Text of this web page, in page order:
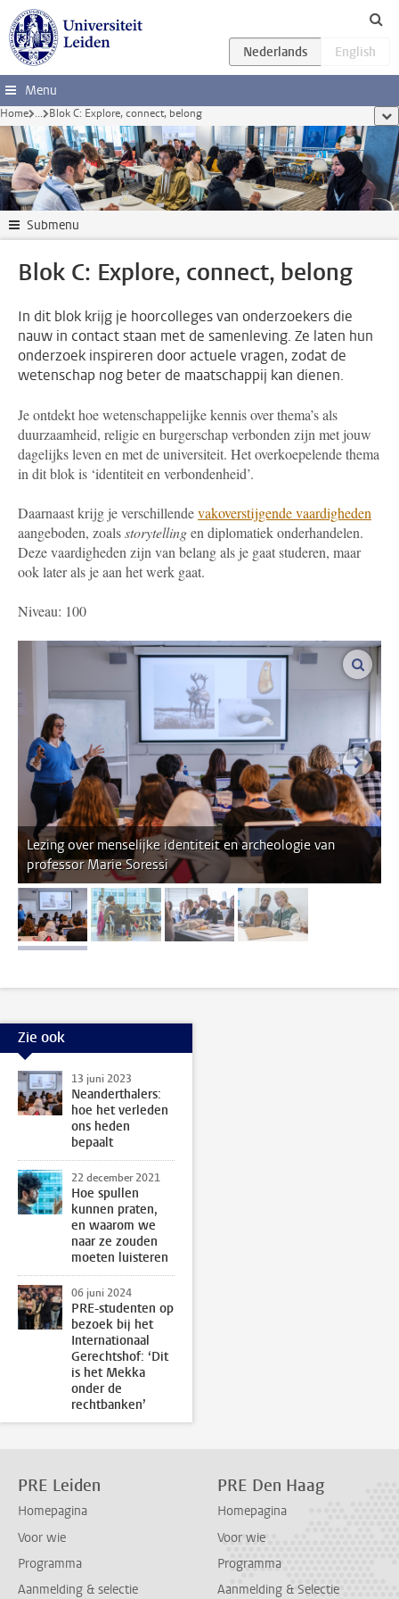
Ga direct naar de inhoud
Menu
Home ... Blok C: Explore, connect, belong
Submenu
Blok C: Explore, connect, belong
In dit blok krijg je hoorcolleges van onderzoekers die
nauw in contact staan met de samenleving. Ze laten hun
onderzoek inspireren door actuele vragen, zodat de
wetenschap nog beter de maatschappij kan dienen.
Je ontdekt hoe wetenschappelijke kennis over thema’s als
duurzaamheid, religie en burgerschap verbonden zijn met jouw
dagelijks leven en met de universiteit. Het overkoepelende thema
in dit blok is ‘identiteit en verbondenheid’.
Daarnaast krijg je verschillendevakoverstijgende vaardigheden
aangeboden, zoalsstorytellingen diplomatiek onderhandelen.
Deze vaardigheden zijn van belang als je gaat studeren, maar
ook later als je aan het werk gaat.
Niveau: 100
Lezing over menselijke identiteit en archeologie van
professor Marie Soressi
afbeelding 1 afbeelding 2 afbeelding 3 afbeelding 4
Zie ook
13 juni 2023
Neanderthalers:
hoe het verleden
ons heden
bepaalt
22 december 2021
Hoe spullen
kunnen praten,
en waarom we
naar ze zouden
moeten luisteren
06 juni 2024
PRE-studenten op
bezoek bij het
Internationaal
Gerechtshof: ‘Dit
is het Mekka
onder de
rechtbanken’
PRE Leiden
Homepagina
Voor wie
Programma
Aanmelding & selectie
PRE Den Haag
Homepagina
Voor wie
Programma
Aanmelding & Selectie